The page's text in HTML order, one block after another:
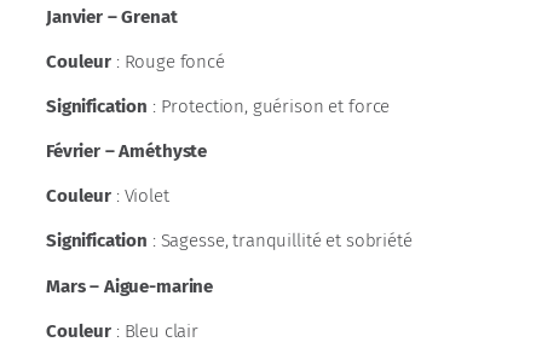
Janvier – Grenat
Couleur: Rouge foncé
Signification : Protection, guérison et force
Février – Améthyste
Couleur: Violet
Signification : Sagesse, tranquillité et sobriété
Mars – Aigue-marine
Couleur: Bleu clair